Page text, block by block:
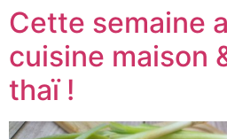
Cette semaine
cuisine maison
thaï !